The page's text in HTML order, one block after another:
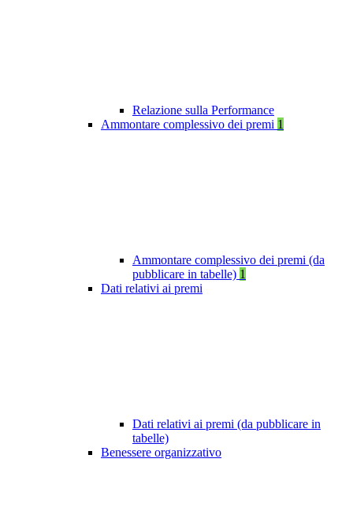
Relazione sulla Performance
Ammontare complessivo dei premi 1
Ammontare complessivo dei premi (da
pubblicare in tabelle) 1
Dati relativi ai premi
Dati relativi ai premi (da pubblicare in
tabelle)
Benessere organizzativo